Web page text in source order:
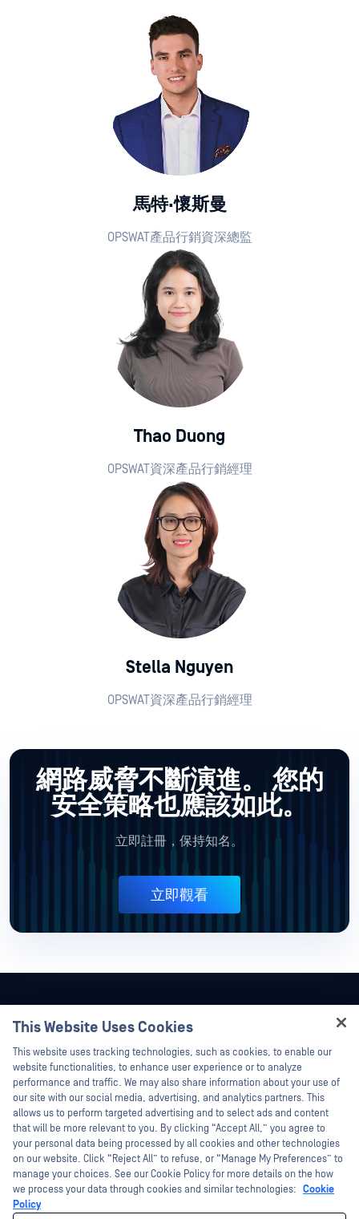
馬特·懷斯曼
OPSWAT產品行銷資深總監
Thao Duong
OPSWAT資深產品行銷經理
Stella Nguyen
OPSWAT資深產品行銷經理
網路威脅不斷演進。 您的
安全策略也應該如此。
立即註冊，保持知名。
立即觀看
©2026OPSWAT . 保留所有權利。OPSWAT、MetaDefender、Metascan、
MetaAccess、OPSWAT 、Trust no File. Trust No Device.、OPSWAT 、Protecting the
World's Critical Infrastructure、Deep CDR™ Technology、InQuest、InQuest標誌、
DFI、RetroHunt、Deep File Inspection 及 Join the Hunt 均為OPSWAT 之商標。第三
This Website Uses Cookies
This website uses tracking technologies, such as cookies, to enable our
website functionalities, to enhance user experience or to analyze
performance and traffic. We may also share information about your use of
our site with our social media, advertising, and analytics partners. This
allows us to perform targeted advertising and to select ads and content
that will be more relevant to you. By clicking “Accept All,” you agree to
your personal data being processed by all cookies and other technologies
on our website. Click “Reject All” to refuse, or “Manage My Preferences” to
manage your choices. See our Cookie Policy for more details on the how
we process your data through cookies and similar technologies: Cookie
Policy
Hey there!
I'm Ozzy, your OPSWAT virtual assistant.
How can I help you secure what's critical
today?